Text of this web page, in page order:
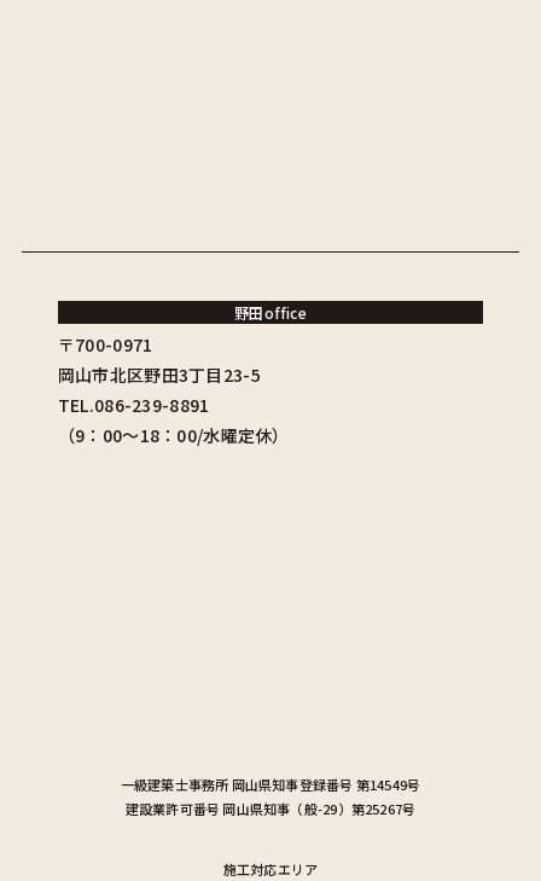
一級建築士事務所 岡山県知事登録番号 第14549号
建設業許可番号 岡山県知事（般-29）第25267号
施工対応エリア
野田office
〒700-0971
岡山市北区野田3丁目23-5
TEL.086-239-8891
（9：00〜18：00/水曜定休）